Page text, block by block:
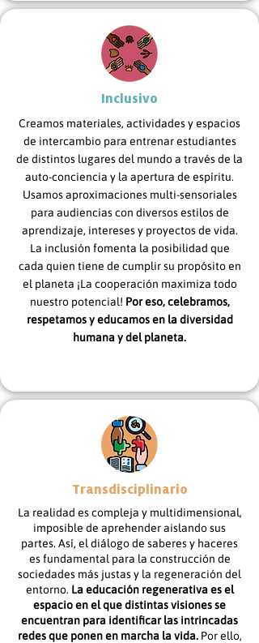
Inclusivo
Creamos materiales, actividades y espacios
de intercambio para entrenar estudiantes
de distintos lugares del mundo a través de la
auto-conciencia y la apertura de espíritu.
Usamos aproximaciones multi-sensoriales
para audiencias con diversos estilos de
aprendizaje, intereses y proyectos de vida.
La inclusión fomenta la posibilidad que
cada quien tiene de cumplir su propósito en
el planeta ¡La cooperación maximiza todo
nuestro potencial! Por eso, celebramos,
respetamos y educamos en la diversidad
humana y del planeta.
Transdisciplinario
La realidad es compleja y multidimensional,
imposible de aprehender aislando sus
partes. Así, el diálogo de saberes y haceres
es fundamental para la construcción de
sociedades más justas y la regeneración del
entorno. La educación regenerativa es el
espacio en el que distintas visiones se
encuentran para identificar las intrincadas
redes que ponen en marcha la vida.Por ello,